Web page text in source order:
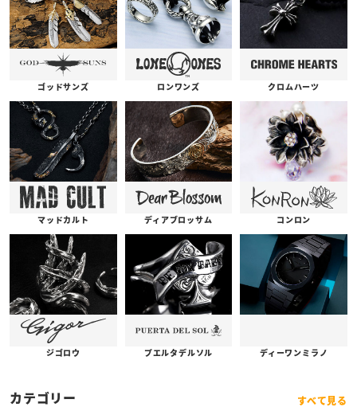
ゴッドサンズ ロンワンズ クロムハーツ
マッドカルト ディアブロッサム コンロン
ジゴロウ プエルタデルソル ディーワンミラノ
カテゴリー すべて見る